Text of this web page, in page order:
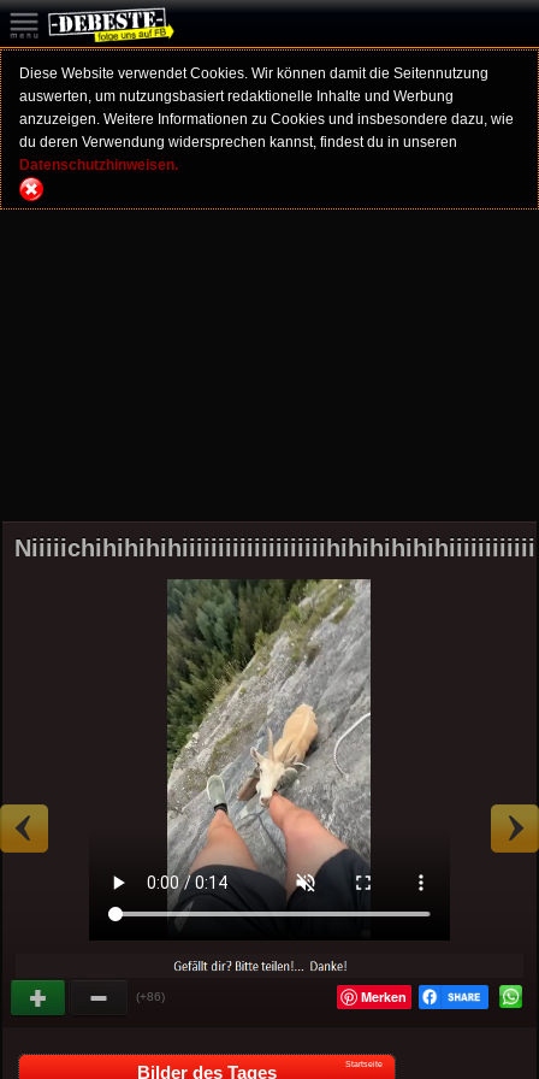
Diese Website verwendet Cookies. Wir können damit die Seitennutzung
auswerten, um nutzungsbasiert redaktionelle Inhalte und Werbung
anzuzeigen. Weitere Informationen zu Cookies und insbesondere dazu, wie
du deren Verwendung widersprechen kannst, findest du in unseren
Datenschutzhinweisen.
(+86) Merken
Bilder des Tages Startseite